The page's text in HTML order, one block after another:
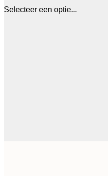
Selecteer een optie...